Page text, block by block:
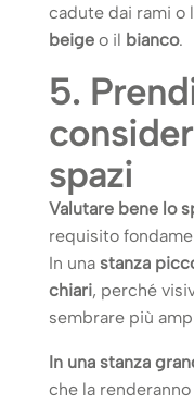
cadute dai rami o
beigeo il bianco.
5.
spazi
Valutare bene lo
requisito
In una stanza
chiari, perché
sembrare più
In una stanza
che la